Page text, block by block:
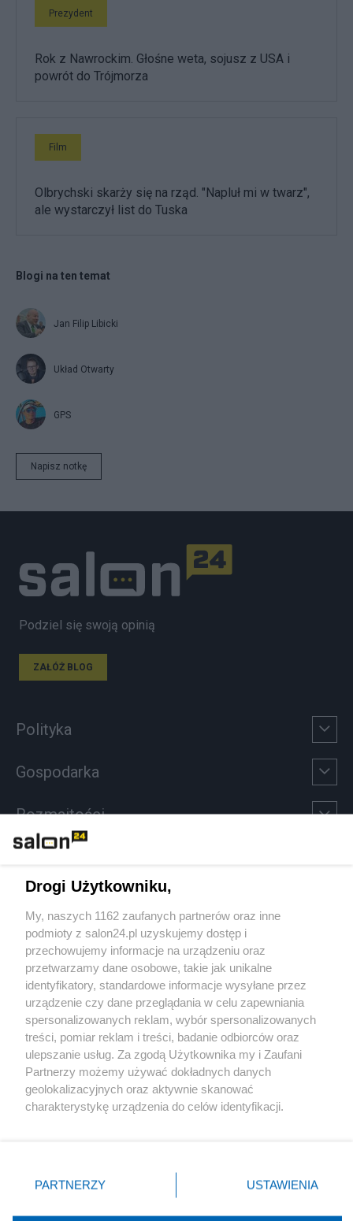
Prezydent
Rok z Nawrockim. Głośne weta, sojusz z USA i
powrót do Trójmorza
Film
Olbrychski skarży się na rząd. "Napluł mi w twarz",
ale wystarczył list do Tuska
Blogi na ten temat
Jan Filip Libicki
Układ Otwarty
GPS
Napisz notkę
Podziel się swoją opinią
ZAŁÓŻ BLOG
Polityka
Gospodarka
Rozmaitości
Sport
Społeczeństwo
Kultura
X Facebook Instagram Youtube
Drogi Użytkowniku,
My, naszych 1162 zaufanych partnerów oraz inne
podmioty z salon24.pl uzyskujemy dostęp i
przechowujemy informacje na urządzeniu oraz
przetwarzamy dane osobowe, takie jak unikalne
identyfikatory, standardowe informacje wysyłane przez
urządzenie czy dane przeglądania w celu zapewniania
spersonalizowanych reklam, wybór spersonalizowanych
treści, pomiar reklam i treści, badanie odbiorców oraz
ulepszanie usług. Za zgodą Użytkownika my i Zaufani
Partnerzy możemy używać dokładnych danych
geolokalizacyjnych oraz aktywnie skanować
charakterystykę urządzenia do celów identyfikacji.
zmienić/wycofać klikając przycisk ustawień prywatności
znajdujący się w lewym dolnym rogu strony
rodzaje przetwarzania danych nie wymagają zgody
PARTNERZY USTAWIENIA